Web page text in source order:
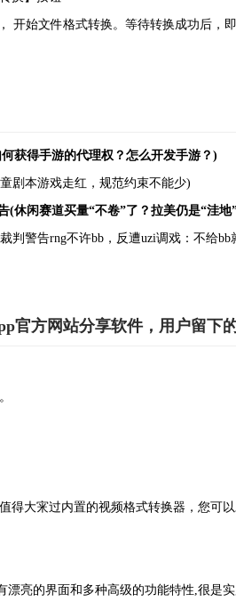
始文件格式转换。等待转换成功后，
得手游的代理权？怎么开发手游？)
本游戏走红，规范约束不能少)
闲赛道买量“不卷”了？拉美仍是“洼地
警告rng不许bb，反遭uzi调戏：不给bb
官方网站分享软件，用户留下
大宩过内置的视频格式转换器，您可
亮的界面和多种高级的功能特性,很是